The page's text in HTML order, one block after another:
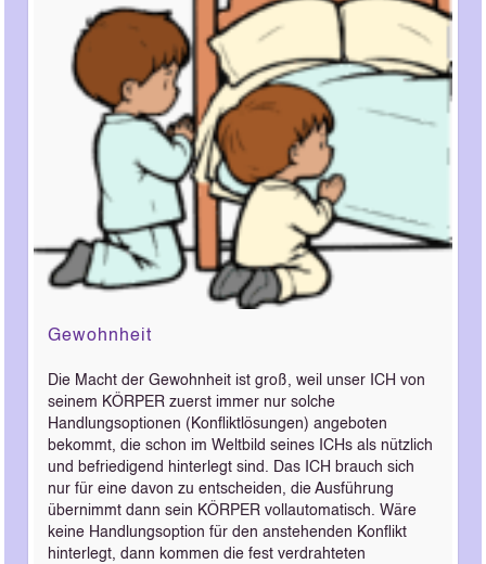
Gewohnheit
Die Macht der Gewohnheit ist groß, weil unser ICH von
seinem KÖRPER zuerst immer nur solche
Handlungsoptionen (Konfliktlösungen) angeboten
bekommt, die schon im Weltbild seines ICHs als nützlich
und befriedigend hinterlegt sind. Das ICH brauch sich
nur für eine davon zu entscheiden, die Ausführung
übernimmt dann sein KÖRPER vollautomatisch. Wäre
keine Handlungsoption für den anstehenden Konflikt
hinterlegt, dann kommen die fest verdrahteten